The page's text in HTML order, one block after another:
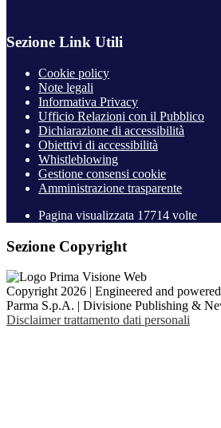
Sezione Link Utili
Cookie policy
Note legali
Informativa Privacy
Ufficio Relazioni con il Pubblico
Dichiarazione di accessibilità
Obiettivi di accessibilità
Whistleblowing
Gestione consensi cookie
Amministrazione trasparente
Pagina visualizzata 17714 volte
Sezione Copyright
Copyright 2026 | Engineered and
Parma S.p.A. | Divisione Publishing &
Disclaimer trattamento dati personali